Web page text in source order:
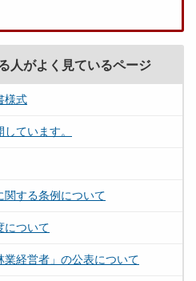
人がよく見ているページ
様式
ています。
関する条例について
について
業経営者」の公表について